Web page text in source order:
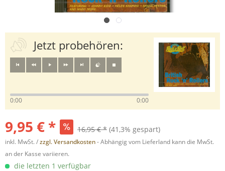
Jetzt probehören:
0:00 0:00
9,95 € * 16,95 € * (41,3% gespart)
inkl. MwSt. /zzgl. Versandkosten- Abhängig vom Lieferland kann die MwSt.
an der Kasse variieren.
die letzten 1 verfügbar